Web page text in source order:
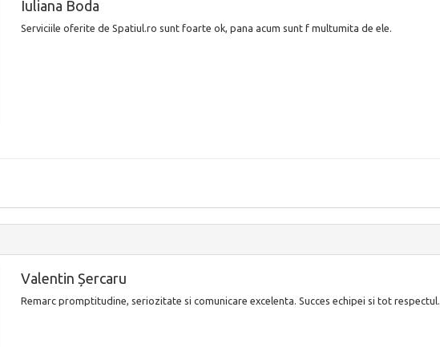
Iuliana Boda
Serviciile oferite de Spatiul.ro sunt foarte ok, pana acum sunt f multumita de ele.
Valentin Șercaru
Remarc promptitudine, seriozitate si comunicare excelenta. Succes echipei si tot respectul.